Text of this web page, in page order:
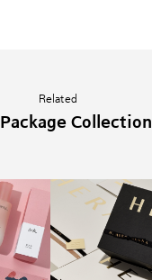
Related
Collection